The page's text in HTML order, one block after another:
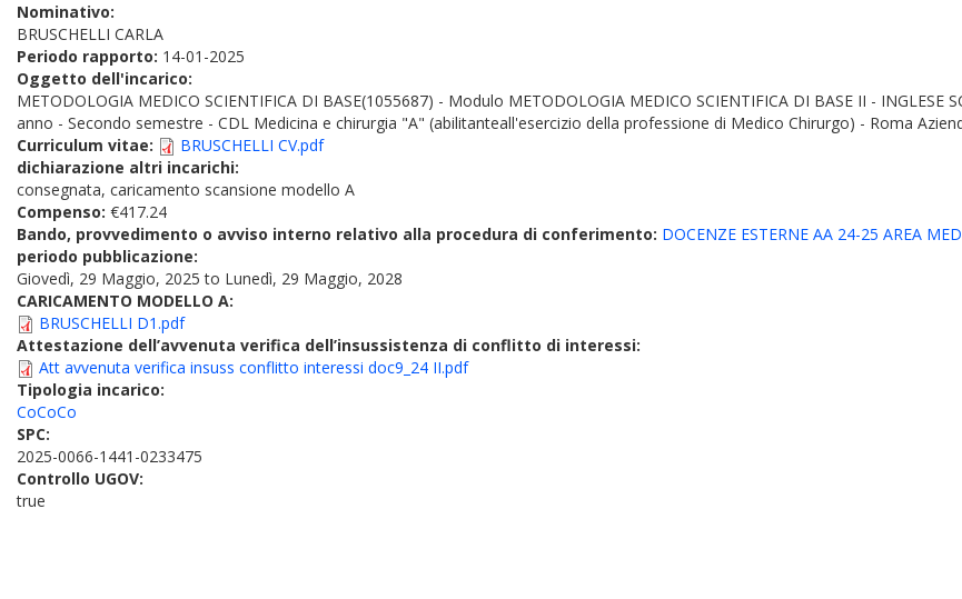
Nominativo:
BRUSCHELLI CARLA
Periodo rapporto: 14-01-2025
Oggetto dell'incarico:
METODOLOGIA MEDICO SCIENTIFICA DI BASE(1055687) - Modulo METODOLOGIA MEDICO SCIENTIFICA DI BASE II -
anno - Secondo semestre - CDL Medicina e chirurgia "A" (abilitanteall'esercizio della professione di Medico Chirurgo) - Roma
Curriculum vitae:
BRUSCHELLI CV.pdf
dichiarazione altri incarichi:
consegnata, caricamento scansione modello A
Compenso: €417.24
Bando, provvedimento o avviso interno relativo alla procedura di conferimento: DOCENZE ESTERNE AA 24-25 AREA
periodo pubblicazione:
Giovedì, 29 Maggio, 2025 to Lunedì, 29 Maggio, 2028
CARICAMENTO MODELLO A:
BRUSCHELLI D1.pdf
Attestazione dell’avvenuta verifica dell’insussistenza di conflitto di interessi:
Att avvenuta verifica insuss conflitto interessi doc9_24 II.pdf
Tipologia incarico:
CoCoCo
SPC:
2025-0066-1441-0233475
Controllo UGOV:
true